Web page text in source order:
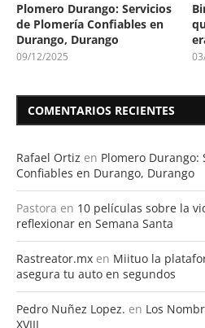
Plomero Durango: Servicios
de Plomería Confiables en
Durango, Durango
09/12/2025
COMENTARIOS RECIENTES
Rafael Ortiz en Plomero Durango:
Confiables en Durango, Durango
Pastora en 10 películas sobre la
reflexionar en Semana Santa
Rastreator.mx en Miituo la
asegura tu auto en segundos
Pedro Nuñez Lopez. en Los
XVIII